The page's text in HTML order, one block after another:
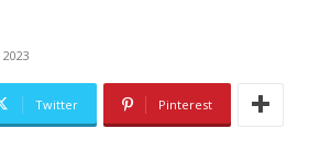
Twitter Pinterest